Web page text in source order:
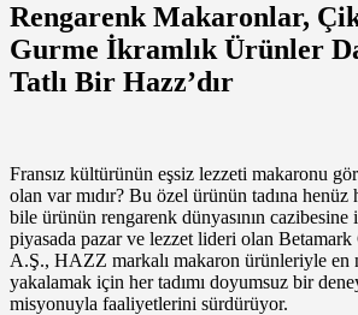
Rengarenk Makaronlar,
Gurme İkramlık Ürünler
Tatlı Bir Hazz’dır
Fransız kültürünün eşsiz lezzeti makaronu
olan var mıdır? Bu özel ürünün tadına henüz
bile ürünün rengarenk dünyasının cazibesine
piyasada pazar ve lezzet lideri olan Betamark
A.Ş., HAZZ markalı makaron ürünleriyle en
yakalamak için her tadımı doyumsuz bir
misyonuyla faaliyetlerini sürdürüyor.